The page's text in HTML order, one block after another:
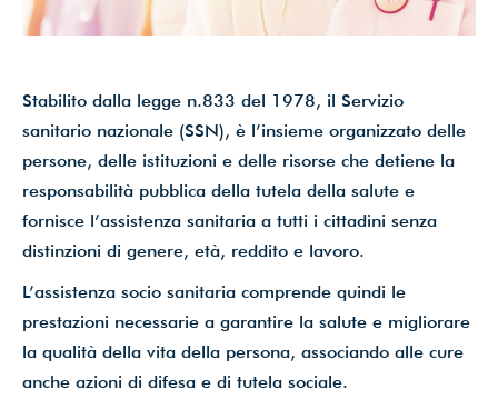
Stabilito dalla legge n.833 del 1978, il Servizio
sanitario nazionale (SSN), è l’insieme organizzato delle
persone, delle istituzioni e delle risorse che detiene la
responsabilità pubblica della tutela della salute e
fornisce l’assistenza sanitaria a tutti i cittadini senza
distinzioni di genere, età, reddito e lavoro.
L’assistenza socio sanitaria comprende quindi le
prestazioni necessarie a garantire la salute e migliorare
la qualità della vita della persona, associando alle cure
anche azioni di difesa e di tutela sociale.
dati*
Iscriviti ora!
Powered byARForms (Unlicensed)